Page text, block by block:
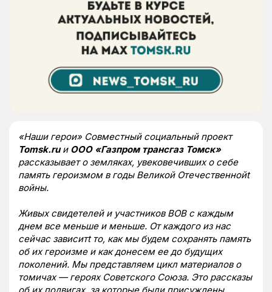
«Наши герои» Совместный социальный проект
Tomsk.ruи ООО «Газпром трансгаз Томск»
рассказывает о земляках, увековечивших о себе
память героизмом в годы Великой Отечественнойt
войны.
Живых свидетелей и участников ВОВ с каждым
днем все меньше и меньше. От каждого из нас
сейчас зависитt то, как мы будем сохранять память
об их героизме и как донесем ее до будущих
поколений. Мы представляем цикл материалов о
томичах — героях Советского Союза. Это рассказы